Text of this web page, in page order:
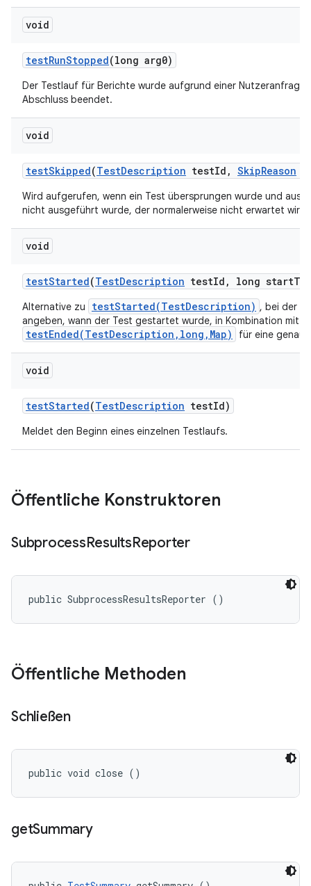
void
testRunStopped(long arg0)
Der Testlauf für Berichte wurde aufgrund einer Nutzeranfrage
Abschluss beendet.
void
testSkipped(TestDescription testId , SkipReason
Wird aufgerufen, wenn ein Test übersprungen wurde und aus
nicht ausgeführt wurde, der normalerweise nicht erwartet wird.
void
testStarted(TestDescription testId , long start
Alternative zu testStarted(TestDescription) , bei der
angeben, wann der Test gestartet wurde, in Kombination mit
testEnded(TestDescription,long,Map) für eine
void
testStarted(TestDescription testId)
Meldet den Beginn eines einzelnen Testlaufs.
Öffentliche Konstruktoren
SubprocessResultsReporter
public SubprocessResultsReporter ()
Öffentliche Methoden
Schließen
public void close ()
getSummary